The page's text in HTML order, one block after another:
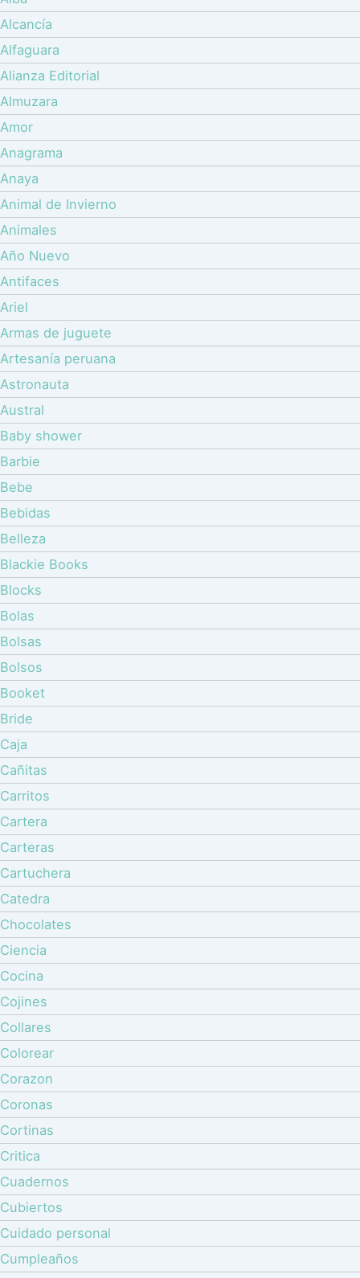
Alcancía
Alfaguara
Alianza Editorial
Almuzara
Amor
Anagrama
Anaya
Animal de Invierno
Animales
Año Nuevo
Antifaces
Ariel
Armas de juguete
Artesanía peruana
Astronauta
Austral
Baby shower
Barbie
Bebe
Bebidas
Belleza
Blackie Books
Blocks
Bolas
Bolsas
Bolsos
Booket
Bride
Caja
Cañitas
Carritos
Cartera
Carteras
Cartuchera
Catedra
Chocolates
Ciencia
Cocina
Cojines
Collares
Colorear
Corazon
Coronas
Cortinas
Critica
Cuadernos
Cubiertos
Cuidado personal
Cumpleaños